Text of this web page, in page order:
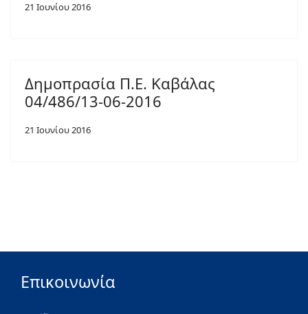
21 Ιουνίου 2016
Δημοπρασία Π.Ε. Καβάλας
04/486/13-06-2016
21 Ιουνίου 2016
Επικοινωνία